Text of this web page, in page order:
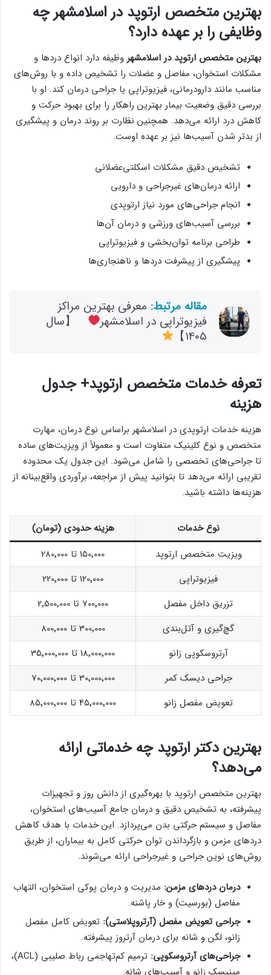
بهترین متخصص ارتوپد در اسلامشهر چه
وظایفی را بر عهده دارد؟
بهترین متخصص ارتوپد در اسلامشهر وظیفه دارد انواع دردها و
مشکلات استخوان، مفاصل و عضلات را تشخیص داده و با روش‌های
مناسب مانند دارودرمانی، فیزیوتراپی یا جراحی درمان کند. او با
بررسی دقیق وضعیت بیمار بهترین راهکار را برای بهبود حرکت و
کاهش درد ارائه می‌دهد. همچنین نظارت بر روند درمان و پیشگیری
از بدتر شدن آسیب‌ها نیز بر عهده اوست.
تشخیص دقیق مشکلات اسکلتی‌عضلانی
ارائه درمان‌های غیرجراحی و دارویی
انجام جراحی‌های مورد نیاز ارتوپدی
بررسی آسیب‌های ورزشی و درمان آن‌ها
طراحی برنامه توان‌بخشی و فیزیوتراپی
پیشگیری از پیشرفت دردها و ناهنجاری‌ها
مقاله مرتبط: معرفی بهترین مراکز
فیزیوتراپی در اسلامشهر
【سال
1405】
تعرفه خدمات متخصص ارتوپد+ جدول
هزینه
هزینه خدمات ارتوپدی در اسلامشهر براساس نوع درمان، مهارت
متخصص و نوع کلینیک متفاوت است و معمولاً از ویزیت‌های ساده
تا جراحی‌های تخصصی را شامل می‌شود. این جدول یک محدوده
تقریبی ارائه می‌دهد تا بتوانید پیش از مراجعه، برآوردی واقع‌بینانه از
هزینه‌ها داشته باشید.
نوع خدمات
هزینه حدودی (تومان)
ویزیت متخصص ارتوپد
150٬000 تا 280٬000
فیزیوتراپی
120٬000 تا 220٬000
تزریق داخل مفصل
700٬000 تا 2٬500٬000
گچ‌گیری و آتل‌بندی
300٬000 تا 800٬000
آرتروسکوپی زانو
18٬000٬000 تا 35٬000٬000
جراحی دیسک کمر
30٬000٬000 تا 70٬000٬000
تعویض مفصل زانو
45٬000٬000 تا 85٬000٬000
بهترین دکتر ارتوپد چه خدماتی ارائه
می‌دهد؟
بهترین متخصص ارتوپد با بهره‌گیری از دانش روز و تجهیزات
پیشرفته، به تشخیص دقیق و درمان جامع آسیب‌های استخوان،
مفاصل و سیستم حرکتی بدن می‌پردازد. این خدمات با هدف کاهش
دردهای مزمن و بازگرداندن توان حرکتی کامل به بیماران، از طریق
روش‌های نوین جراحی و غیرجراحی ارائه می‌شوند.
درمان دردهای مزمن: مدیریت و درمان پوکی استخوان، التهاب
مفاصل (بورسیت) و خار پاشنه.
جراحی تعویض مفصل (آرتروپلاستی): تعویض کامل مفصل
زانو، لگن و شانه برای درمان آرتروز پیشرفته.
جراحی‌های آرتروسکوپی:
ترمیم کم‌تهاجمی رباط صلیبی (ACL)،
مینیسک زانو و آسیب‌های شانه.